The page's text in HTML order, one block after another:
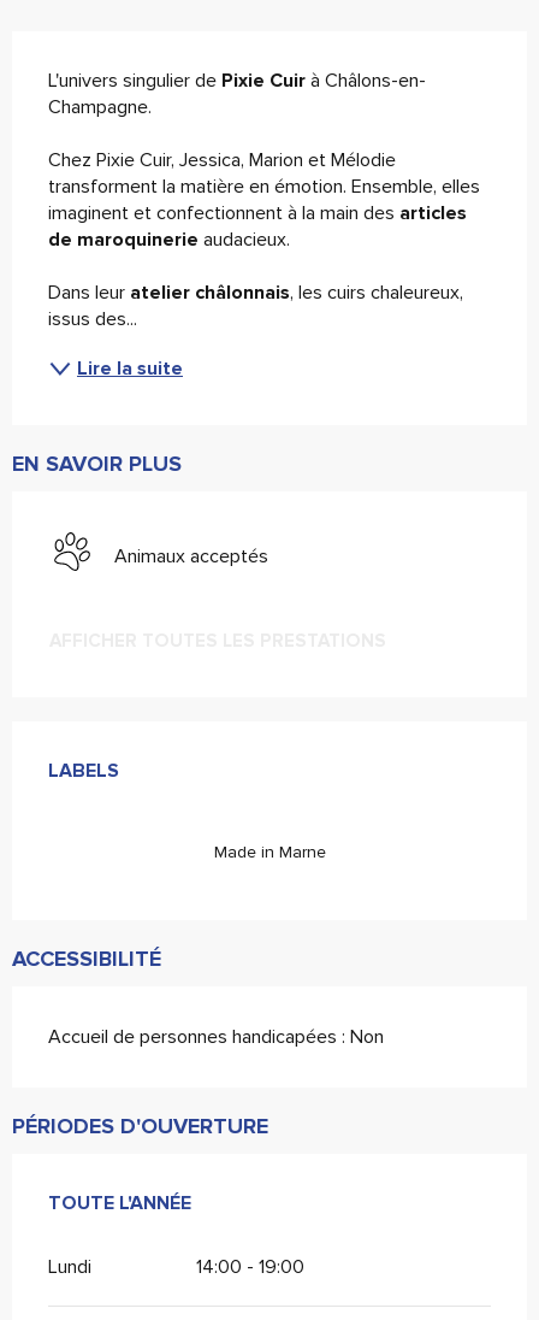
L'univers singulier de Pixie Cuir à Châlons-en-
Champagne.
Chez Pixie Cuir, Jessica, Marion et Mélodie
transforment la matière en émotion. Ensemble, elles
imaginent et confectionnent à la main des articles
de maroquinerie audacieux.
Dans leur atelier châlonnais, les cuirs chaleureux,
issus des...
Lire la suite
EN SAVOIR PLUS
Animaux acceptés
LABELS
LABELS
Made in Marne
ACCESSIBILITÉ
Accueil de personnes handicapées : Non
PÉRIODES D'OUVERTURE
TOUTE L'ANNÉE
TOUTE L'ANNÉE
Lundi 14:00 - 19:00